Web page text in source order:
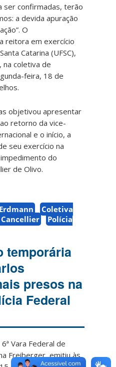
ser confirmadas, terão
a devida apuração
O
reitora em exercício
Catarina (UFSC),
na coletiva de
feira, 18 de
objetivou apresentar
retorno da vice-
e o início, a
seu exercício na
do
de Olivo.
Coletiva
Cancellier
Polícia
temporária
presos na
Federal
Vara Federal de
Freiberger, emitiu às